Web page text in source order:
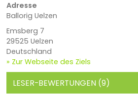
Adresse
Ballorig Uelzen
Emsberg 7
29525 Uelzen
Deutschland
» Zur Webseite des Ziels
LESER-BEWERTUNGEN (9)